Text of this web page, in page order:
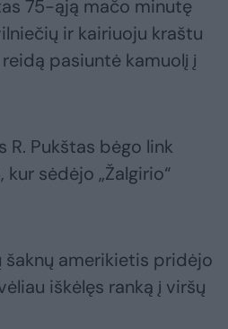
75-ąją mačo minutę
ir kairiuoju kraštu
pasiuntė kamuolį į
R. Pukštas bėgo link
sėdėjo „Žalgirio“
šaknų amerikietis pridėjo
iškėlęs ranką į viršų